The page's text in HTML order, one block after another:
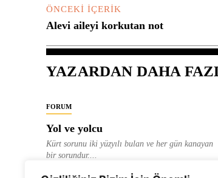
ÖNCEKI İÇERIK
Alevi aileyi korkutan not
YAZARDAN DAHA
FORUM
Yol ve yolcu
Kürt sorunu iki yüzyılı bulan ve her gün kanayan
bir sorundur....